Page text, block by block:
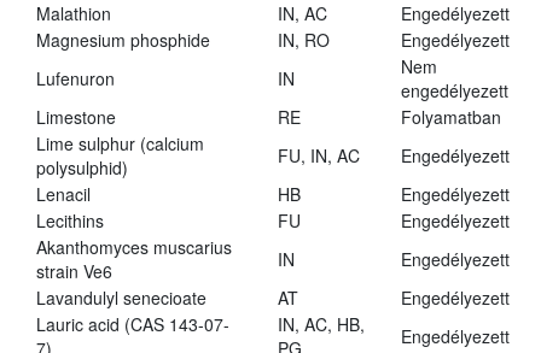
Malathion
IN, AC
Engedélyezett
Magnesium phosphide
IN, RO
Engedélyezett
Lufenuron
IN
Nem
engedélyezett
Limestone
RE
Folyamatban
Lime sulphur (calcium
polysulphid)
FU, IN, AC
Engedélyezett
Lenacil
HB
Engedélyezett
Lecithins
FU
Engedélyezett
Akanthomyces muscarius
strain Ve6
IN
Engedélyezett
Lavandulyl senecioate
AT
Engedélyezett
Lauric acid (CAS 143-07-
IN, AC, HB,
Engedélyezett